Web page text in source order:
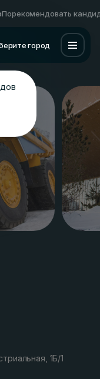
Порекомендовать
город
1Б/1